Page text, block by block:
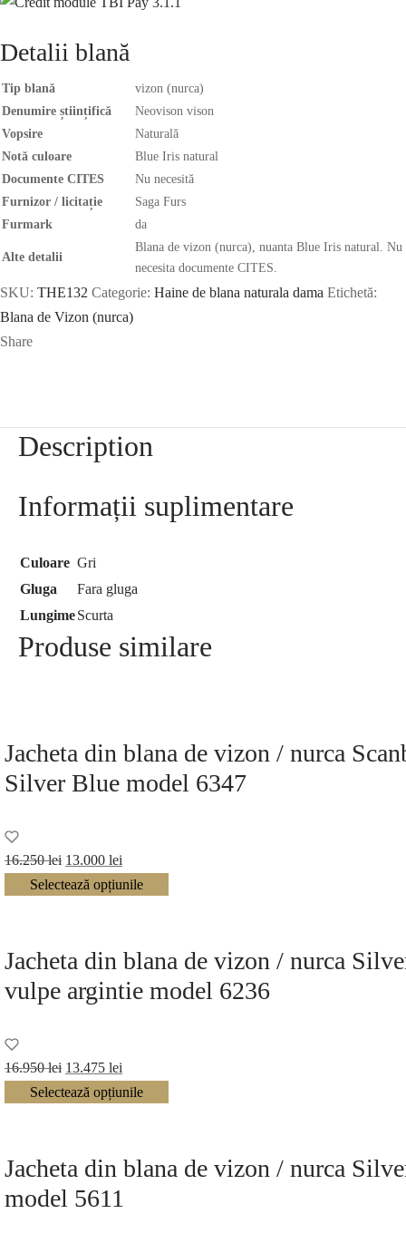
Detalii blană
Tip blană
vizon (nurca)
Denumire științifică
Neovison vison
Vopsire
Naturală
Notă culoare
Blue Iris natural
Documente CITES
Nu necesită
Furnizor / licitație
Saga Furs
Furmark
da
Alte detalii
Blana de vizon (nurca), nuanta Blue Iris natural. Nu
necesita documente CITES.
SKU: THE132 Categorie: Haine de blana naturala dama Etichetă:
Blana de Vizon (nurca)
Share
Description
Informații suplimentare
Culoare Gri
Gluga
Fara gluga
LungimeScurta
Produse similare
Jacheta din blana de vizon / nurca
Silver Blue model 6347
16.250lei Prețul
inițial a
13.000 lei
curent
Selectează opțiunile
Jacheta din blana de vizon / nurca
vulpe argintie model 6236
16.950lei Prețul
inițial a
13.475 lei
curent
Selectează opțiunile
Jacheta din blana de vizon / nurca
model 5611